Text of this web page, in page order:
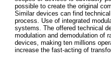
possible to create the original
Similar devices can find
process. Use of integrated
systems. The offered technical
modulation and demodulation of
devices, making ten millions
increase the fast-acting of